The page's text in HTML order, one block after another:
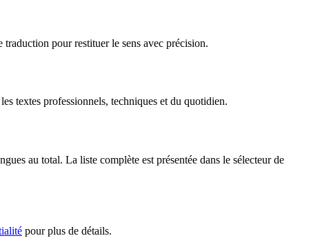
pour restituer le sens avec précision.
textes professionnels, techniques et du quotidien.
au total. La liste complète est présentée dans le sélecteur de
pour plus de détails.